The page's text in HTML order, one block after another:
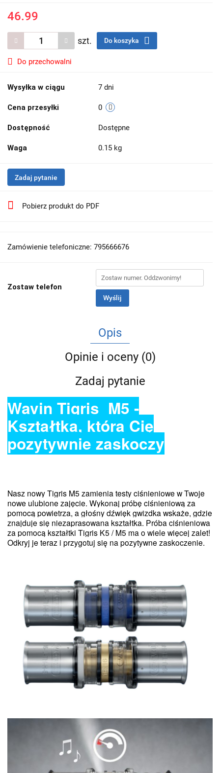
46.99
szt. Do koszyka
Do przechowalni
Wysyłka w ciągu 7 dni
Cena przesyłki 0
Dostępność Dostępne
Waga 0.15 kg
Zadaj pytanie
Pobierz produkt do PDF
Zamówienie telefoniczne: 795666676
Zostaw telefon
Wyślij
Opis
Opinie i oceny (0)
Zadaj pytanie
Wavin Tigris M5 -
Kształtka, która Cię
pozytywnie zaskoczy
Nasz nowy Tigris M5 zamienia testy ciśnieniowe w Twoje
nowe ulubione zajęcie. Wykonaj próbę ciśnieniową za
pomocą powietrza, a głośny dźwięk gwizdka wskaże, gdzie
znajduje się niezaprasowana kształtka. Próba ciśnieniowa
za pomocą kształtki Tigris K5 / M5 ma o wiele więcej zalet!
Odkryj je teraz i przygotuj się na pozytywne zaskoczenie.